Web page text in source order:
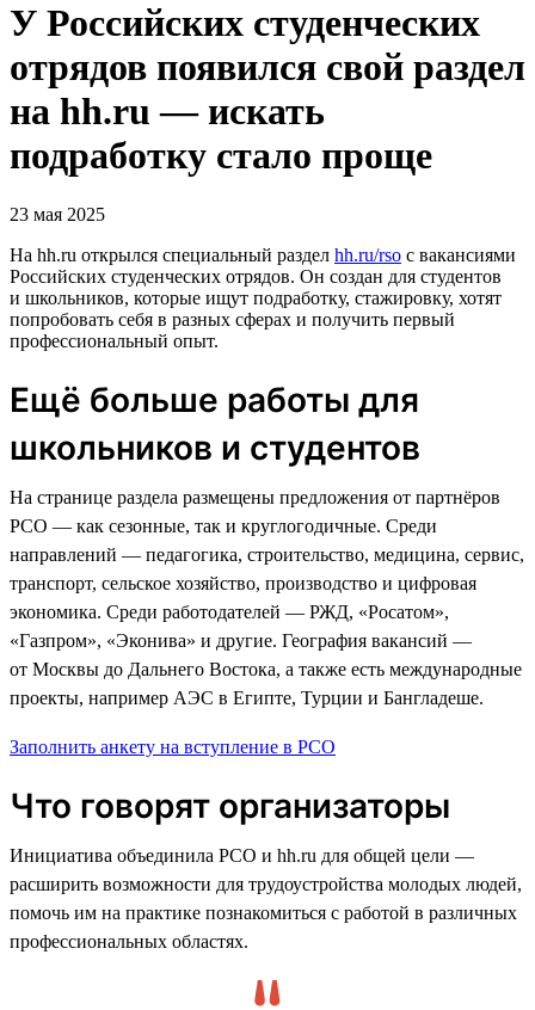
У Российских студенческих
отрядов появился свой раздел
на hh.ru — искать
подработку стало проще
23 мая 2025
На hh.ru открылся специальный раздел hh.ru/rso с вакансиями
Российских студенческих отрядов. Он создан для студентов
и школьников, которые ищут подработку, стажировку, хотят
попробовать себя в разных сферах и получить первый
профессиональный опыт.
Ещё больше работы для
школьников и студентов
На странице раздела размещены предложения от партнёров
РСО — как сезонные, так и круглогодичные. Среди
направлений — педагогика, строительство, медицина, сервис,
транспорт, сельское хозяйство, производство и цифровая
экономика. Среди работодателей — РЖД, «Росатом»,
«Газпром», «Эконива» и другие. География вакансий —
от Москвы до Дальнего Востока, а также есть международные
проекты, например АЭС в Египте, Турции и Бангладеше.
Заполнить анкету на вступление в РСО
Что говорят организаторы
Инициатива объединила РСО и hh.ru для общей цели —
расширить возможности для трудоустройства молодых людей,
помочь им на практике познакомиться с работой в различных
профессиональных областях.